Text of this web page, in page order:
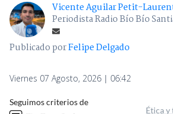
Vicente Aguilar Petit-
Periodista Radio Bío Bío
Publicado porFelipe Delgado
Viernes 07 Agosto, 2026 | 06:42
Seguimos criterios de
Ética y